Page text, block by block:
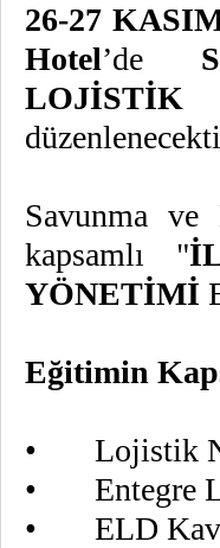
26-27
Hotel’de
Savunma ve
kapsamlı "
YÖNETİMİ
Eğitimin
• Lojistik
• Entegre
• ELD